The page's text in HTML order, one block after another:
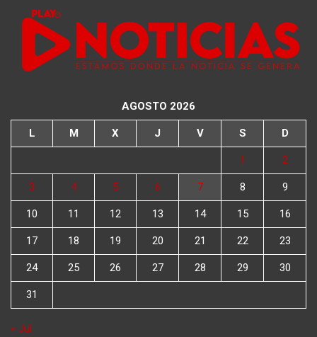
AGOSTO 2026
L M X J V S D
1 2
3 4 5 6 7 8 9
10 11 12 13 14 15 16
17 18 19 20 21 22 23
24 25 26 27 28 29 30
31
« Jul